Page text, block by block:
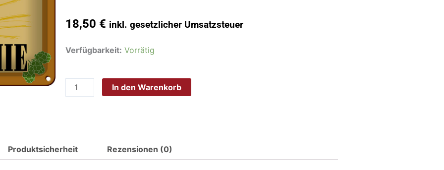
18,50 € inkl. gesetzlicher Umsatzsteuer
Verfügbarkeit: Vorrätig
Schild
cm
-
In den Warenkorb
Produktsicherheit Rezensionen (0)